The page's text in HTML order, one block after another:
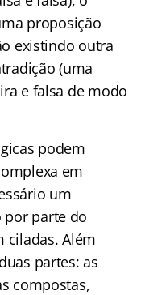
proposição
existindo outra
(uma
e falsa de modo
podem
em
um
parte do
ciladas. Além
partes: as
compostas,